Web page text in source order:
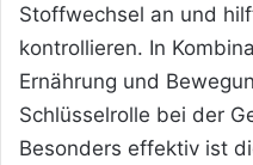
Stoffwechsel an und
kontrollieren. In
Ernährung und
Schlüsselrolle bei der
Besonders effektiv ist